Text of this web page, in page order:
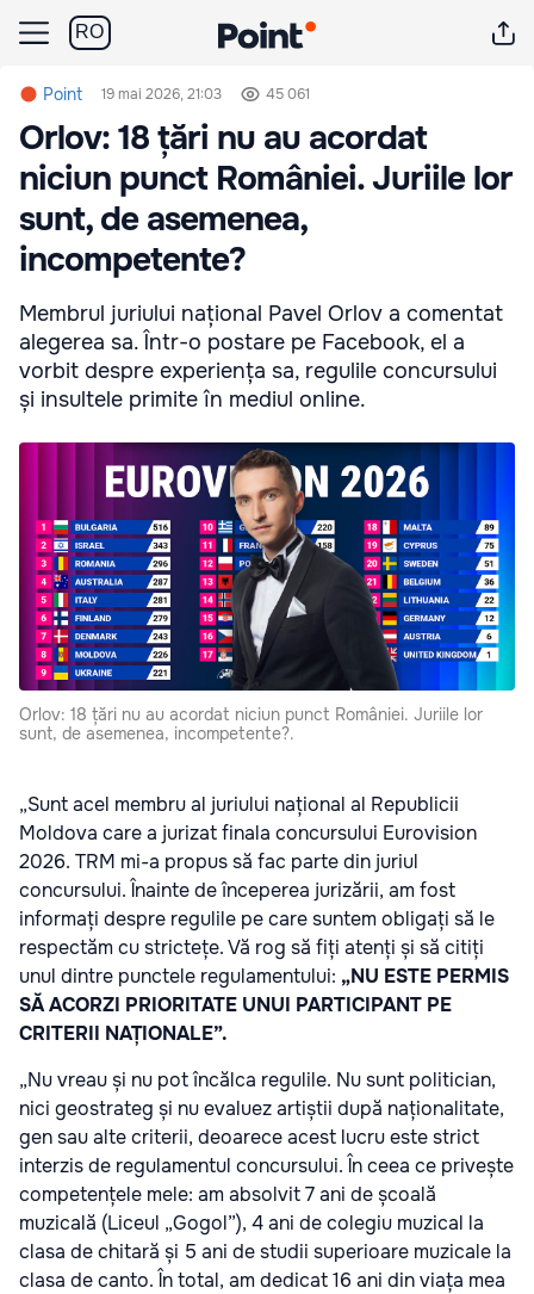
RO
Point 19 mai 2026, 21:03 45 061
Orlov: 18 țări nu au acordat
niciun punct României. Juriile lor
sunt, de asemenea,
incompetente?
Membrul juriului național Pavel Orlov a comentat
alegerea sa. Într-o postare pe Facebook, el a
vorbit despre experiența sa, regulile concursului
și insultele primite în mediul online.
Orlov: 18 țări nu au acordat niciun punct României. Juriile lor
sunt, de asemenea, incompetente?.
„Sunt acel membru al juriului național al Republicii
Moldova care a jurizat finala concursului Eurovision
2026. TRM mi-a propus să fac parte din juriul
concursului. Înainte de începerea jurizării, am fost
informați despre regulile pe care suntem obligați să le
respectăm cu strictețe. Vă rog să fiți atenți și să citiți
unul dintre punctele regulamentului: „NU ESTE PERMIS
SĂ ACORZI PRIORITATE UNUI PARTICIPANT PE
CRITERII NAȚIONALE”.
„Nu vreau și nu pot încălca regulile. Nu sunt politician,
nici geostrateg și nu evaluez artiștii după naționalitate,
gen sau alte criterii, deoarece acest lucru este strict
interzis de regulamentul concursului. În ceea ce privește
competențele mele: am absolvit 7 ani de școală
muzicală (Liceul „Gogol”), 4 ani de colegiu muzical la
clasa de chitară și 5 ani de studii superioare muzicale la
clasa de canto. În total, am dedicat 16 ani din viața mea